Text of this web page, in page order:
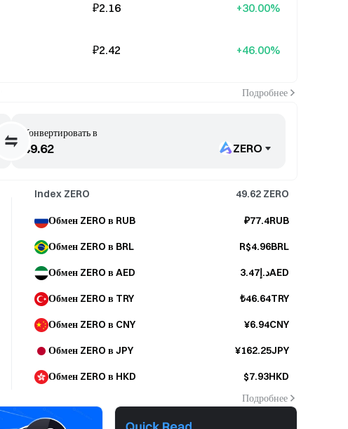
₽2.16 +30.00%
₽2.42 +46.00%
Подробнее
Конвертировать в
ZERO
Index ZERO 49.62 ZERO
Обмен ZERO в RUB ₽77.4RUB
Обмен ZERO в BRL R$4.96BRL
Обмен ZERO в AED د.إ3.47AED
Обмен ZERO в TRY ₺46.64TRY
Обмен ZERO в CNY ¥6.94CNY
Обмен ZERO в JPY ¥162.25JPY
Обмен ZERO в HKD $7.93HKD
Подробнее